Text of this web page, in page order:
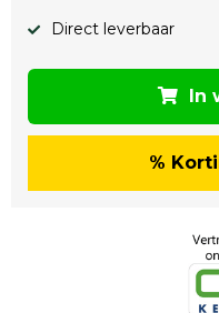
Direct leverbaar
In
%